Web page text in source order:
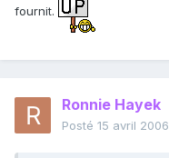
fournit.
Ronnie Hayek
Posté 15 avril 2006